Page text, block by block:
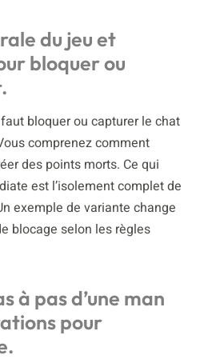
du jeu et
bloquer ou
bloquer ou capturer le chat
comprenez comment
des points morts. Ce qui
est l’isolement complet de
exemple de variante change
blocage selon les règles
à pas d’une man
pour